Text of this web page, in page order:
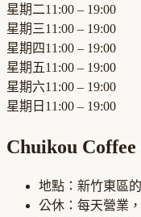
星期二11:00 – 19:00
星期三11:00 – 19:00
星期四11:00 – 19:00
星期五11:00 – 19:00
星期六11:00 – 19:00
星期日 11:00 – 19:00
Chuikou Coffee
地點： 新竹東區的
公休： 每天營業